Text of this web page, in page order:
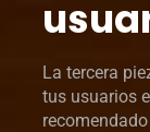
La tercera
tus usuarios